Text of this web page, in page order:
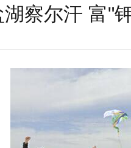
察尔汗 富"